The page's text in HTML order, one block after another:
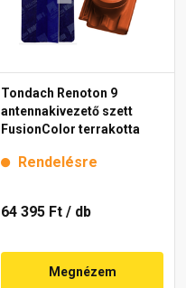
Tondach Renoton 9
antennakivezető szett
FusionColor terrakotta
Rendelésre
64 395 Ft / db
Megnézem